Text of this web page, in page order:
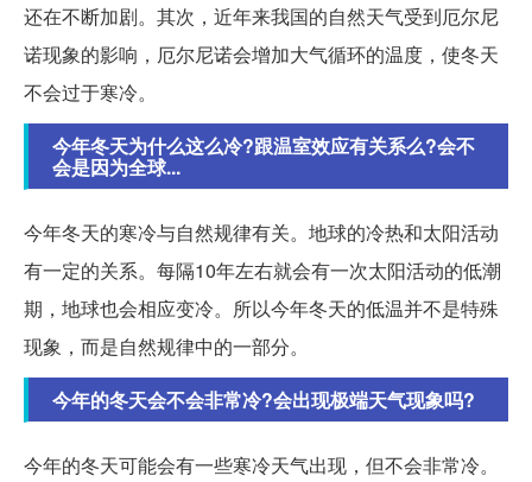
还在不断加剧。其次，近年来我国的自然天气受到厄尔尼
诺现象的影响，厄尔尼诺会增加大气循环的温度，使冬天
不会过于寒冷。
今年冬天为什么这么冷?跟温室效应有关系么?会不
会是因为全球...
今年冬天的寒冷与自然规律有关。地球的冷热和太阳活动
有一定的关系。每隔10年左右就会有一次太阳活动的低潮
期，地球也会相应变冷。所以今年冬天的低温并不是特殊
现象，而是自然规律中的一部分。
今年的冬天会不会非常冷?会出现极端天气现象吗?
今年的冬天可能会有一些寒冷天气出现，但不会非常冷。